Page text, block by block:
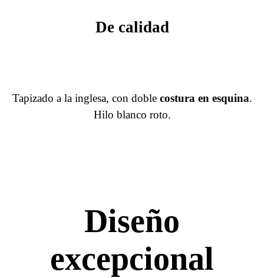
De calidad
Tapizado a la inglesa, con doble costura en esquina.
Hilo blanco roto.
Diseño
excepcional